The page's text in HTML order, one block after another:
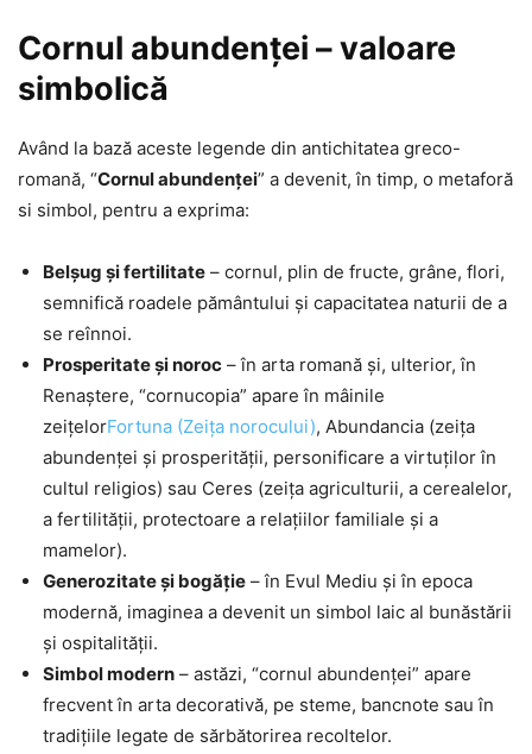
Cornul abundenţei – valoare
simbolică
Având la bază aceste legende din antichitatea greco-
romană, “Cornul abundenţei” a devenit, în timp, o metaforă
si simbol, pentru a exprima:
Belșug și fertilitate – cornul, plin de fructe, grâne, flori,
semnifică roadele pământului și capacitatea naturii de a
se reînnoi.
Prosperitate și noroc – în arta romană și, ulterior, în
Renaștere, “cornucopia” apare în mâinile
zeițelorFortuna (Zeiţa norocului), Abundancia (zeiţa
abundenţei şi prosperităţii, personificare a virtuţilor în
cultul religios) sau Ceres (zeiţa agriculturii, a cerealelor,
a fertilităţii, protectoare a relaţiilor familiale şi a
mamelor).
Generozitate și bogăție – în Evul Mediu și în epoca
modernă, imaginea a devenit un simbol laic al bunăstării
și ospitalității.
Simbol modern – astăzi, “cornul abundenței” apare
frecvent în arta decorativă, pe steme, bancnote sau în
tradițiile legate de sărbătorirea recoltelor.